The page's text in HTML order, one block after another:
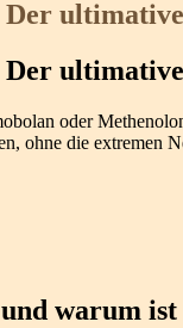
oder
ohne die extremen
warum ist